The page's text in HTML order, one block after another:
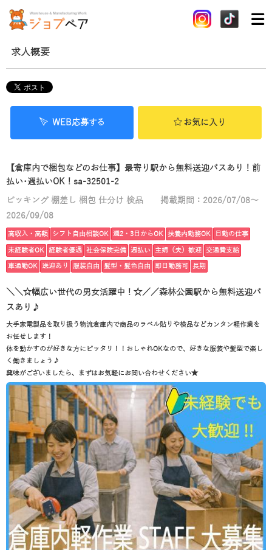
求人概要
WEB応募する お気に入り
【倉庫内で梱包などのお仕事】最寄り駅から無料送迎バスあり！前
払い･週払いOK！sa-32501-2
ピッキング 棚差し 梱包 仕分け 検品
掲載期間：2026/07/08～
2026/09/08
高収入・高額 シフト自由相談OK 週2・3日からOK 扶養内勤務OK 日勤の仕事
未経験者OK 経験者優遇 社会保険完備 週払い 主婦（夫）歓迎 交通費支給
車通勤OK 送迎あり 服装自由 髪型・髪色自由 即日勤務可 長期
＼＼☆幅広い世代の男女活躍中！☆／／森林公園駅から無料送迎バ
スあり♪
大手家電製品を取り扱う物流倉庫内で商品のラベル貼りや検品などカンタン軽作業を
お任せします！
体を動かすのが好きな方にピッタリ！！おしゃれOKなので、好きな服装や髪型で楽し
く働きましょう♪
興味がございましたら、まずはお気軽にお問い合わせください★